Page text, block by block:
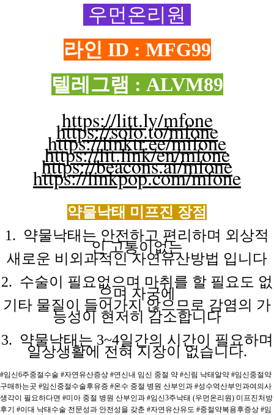
우먼온리원
라인 ID : MFG99
텔레그램 : ALVM89
https://litt.ly/mfone
https://solo.to/mfone
https://linktr.ee/mifone
https://lit.link/en/mfone
https://beacons.ai/mfone
https://linkpop.com/mfone
약물낙태 미프진 장점
1. 약물낙태는 안전하고 편리하며 외상적
인 고통이없는
새로운 비외과적인자연유산방법 입니다
2. 수술이 필요없으며 마취를 할 필요도 없
으며 자궁에
기타 물질이 들어가지않으므로 감염의 가
능성이 현저히 감소합니다
3. 약물낙태는 3~4일간의 시간이 필요하며
일상생활에 전혀 지장이 없습니다.
#임신6주중절수술 #자연유산증상 #연신내 임신 중절 약 #신림 낙태알약 #임신중절약
구매하는곳 #임신중절수술후유증 #온수 중절 병원 산부인과 #성수역산부인과여의사
생각이 필요하다면 #미아 중절 병원 산부인과 #임신3주낙태 (우먼온리원) 미프진처방
후기 #이대 낙태수술 전문성과 안전성을 갖춘 #자연유산유도 #중절약복용후증상 #임